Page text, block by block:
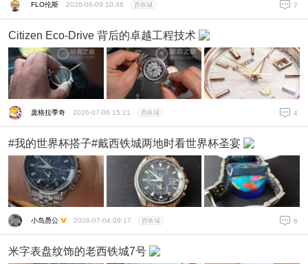
FLO伦斯 2026-06-09 10:46 西铁城 7
Citizen Eco-Drive 背后的卓越工程技术
庞格拉季奇 2026-07-06 15:21 西铁城 4
#我的世界杯搭子#戴西铁城两地时看世界杯圣宴
小岛愚公 2026-07-04 09:17 西铁城 6
米字表盘纹饰的老西铁城7号